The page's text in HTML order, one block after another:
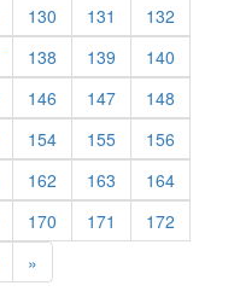
130 131
132
138 139
140
146 147
148
154 155
156
162 163
164
170 171
172
»